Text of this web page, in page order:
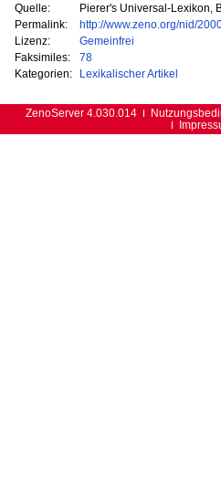
Quelle:
Pierer's Universal-Lexikon,
Permalink:
http://www.zeno.org/nid/
Lizenz:
Gemeinfrei
Faksimiles:
78
Kategorien:
Lexikalischer Artikel
ZenoServer 4.030.014